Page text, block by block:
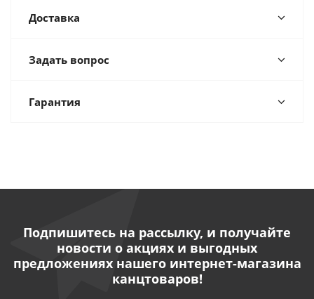
Доставка
Задать вопрос
Гарантия
Подпишитесь на рассылку, и получайте
новости о акциях и выгодных
предложениях нашего интернет-магазина
канцтоваров!